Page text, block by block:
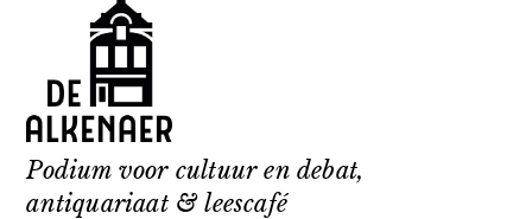
content
Podium voor cultuur en debat,
antiquariaat & leescafé